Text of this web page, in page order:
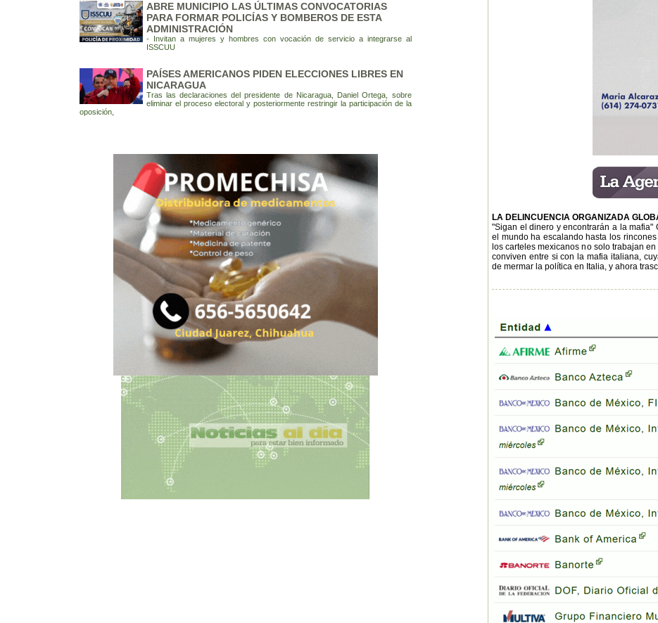
ABRE MUNICIPIO LAS ÚLTIMAS CONVOCATORIAS
PARA FORMAR POLICÍAS Y BOMBEROS DE ESTA
ADMINISTRACIÓN
- Invitan a mujeres y hombres con vocación de servicio a integrarse al
ISSCUU
PAÍSES AMERICANOS PIDEN ELECCIONES LIBRES EN
NICARAGUA
Tras las declaraciones del presidente de Nicaragua, Daniel Ortega, sobre
eliminar el proceso electoral y posteriormente restringir la participación de la
oposición,
LA DELINCUENCIA ORGANIZADA
"Sigan el dinero y encontrarán a la
el mundo ha escalando hasta los
los carteles mexicanos no solo trabajan
conviven entre si con la mafia italiana,
de mermar la política en Italia, y ahora